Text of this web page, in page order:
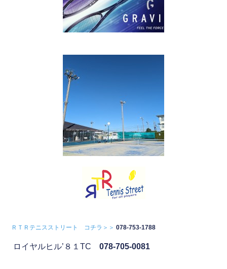
ＲＴＲテニスストリート コチラ＞＞ 078-753-1788
ロイヤルヒル’８１TC078-705-0081